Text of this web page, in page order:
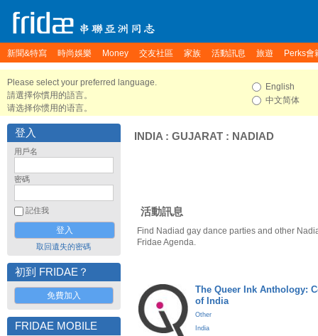
新聞&特寫 時尚娛樂 Money 交友社區 家族 活動訊息 旅遊 Perks會
Please select your preferred language.
請選擇你慣用的語言。
请选择你惯用的语言。
English
中文简体
登入
用戶名
密碼
記住我
取回遺失的密碼
初到 FRIDAE？
免費加入
FRIDAE MOBILE
INDIA : GUJARAT : NADIAD
活動訊息
Find Nadiad gay dance parties and other
Fridae Agenda.
The Queer Ink Anthology:
of India
Other
India